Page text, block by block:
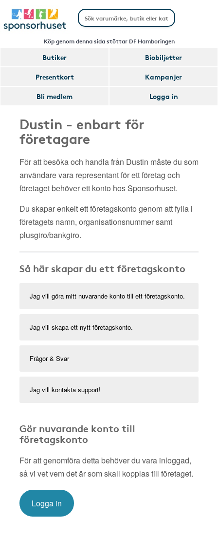
Köp genom denna sida stöttar DF Hamboringen
Butiker
Biobiljetter
Presentkort
Kampanjer
Bli medlem
Logga in
Dustin - enbart för
företagare
För att besöka och handla från Dustin måste du som
användare vara representant för ett företag och
företaget behöver ett konto hos Sponsorhuset.
Du skapar enkelt ett företagskonto genom att fylla i
företagets namn, organisationsnummer samt
plusgiro/bankgiro.
Så här skapar du ett företagskonto
Jag vill göra mitt nuvarande konto till ett företagskonto.
Jag vill skapa ett nytt företagskonto.
Frågor & Svar
Jag vill kontakta support!
Gör nuvarande konto till
företagskonto
För att genomföra detta behöver du vara inloggad,
så vi vet vem det är som skall kopplas till företaget.
Logga in